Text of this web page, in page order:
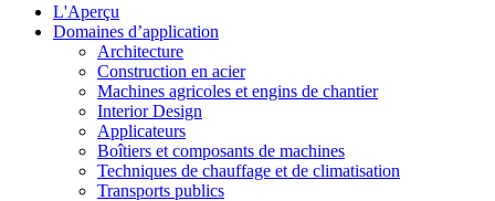
L'Aperçu
Domaines d’application
Architecture
Construction en acier
Machines agricoles et engins de chantier
Interior Design
Applicateurs
Boîtiers et composants de machines
Techniques de chauffage et de climatisation
Transports publics